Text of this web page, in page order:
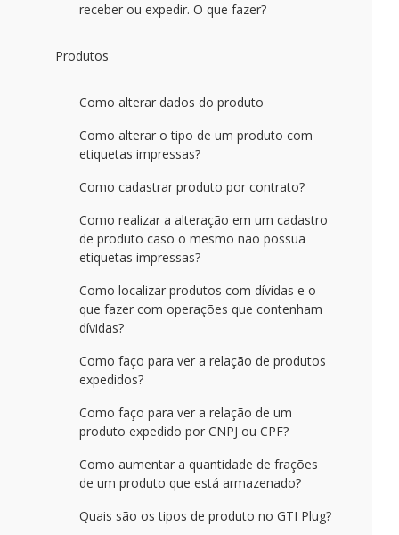
receber ou expedir. O que fazer?
Produtos
Como alterar dados do produto
Como alterar o tipo de um produto com
etiquetas impressas?
Como cadastrar produto por contrato?
Como realizar a alteração em um cadastro
de produto caso o mesmo não possua
etiquetas impressas?
Como localizar produtos com dívidas e o
que fazer com operações que contenham
dívidas?
Como faço para ver a relação de produtos
expedidos?
Como faço para ver a relação de um
produto expedido por CNPJ ou CPF?
Como aumentar a quantidade de frações
de um produto que está armazenado?
Quais são os tipos de produto no GTI Plug?